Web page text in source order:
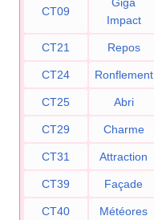
CT09
Giga
Impact
CT21 Repos
CT24 Ronflement
CT25 Abri
CT29 Charme
CT31 Attraction
CT39 Façade
CT40 Météores